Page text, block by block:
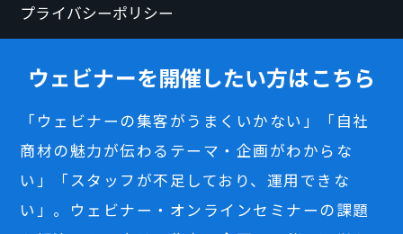
プライバシーポリシー
ウェビナーを開催したい方はこちら
「ウェビナーの集客がうまくいかない」「自社
商材の魅力が伝わるテーマ・企画がわからな
い」「スタッフが不足しており、運用できな
い」。ウェビナー・オンラインセミナーの課題